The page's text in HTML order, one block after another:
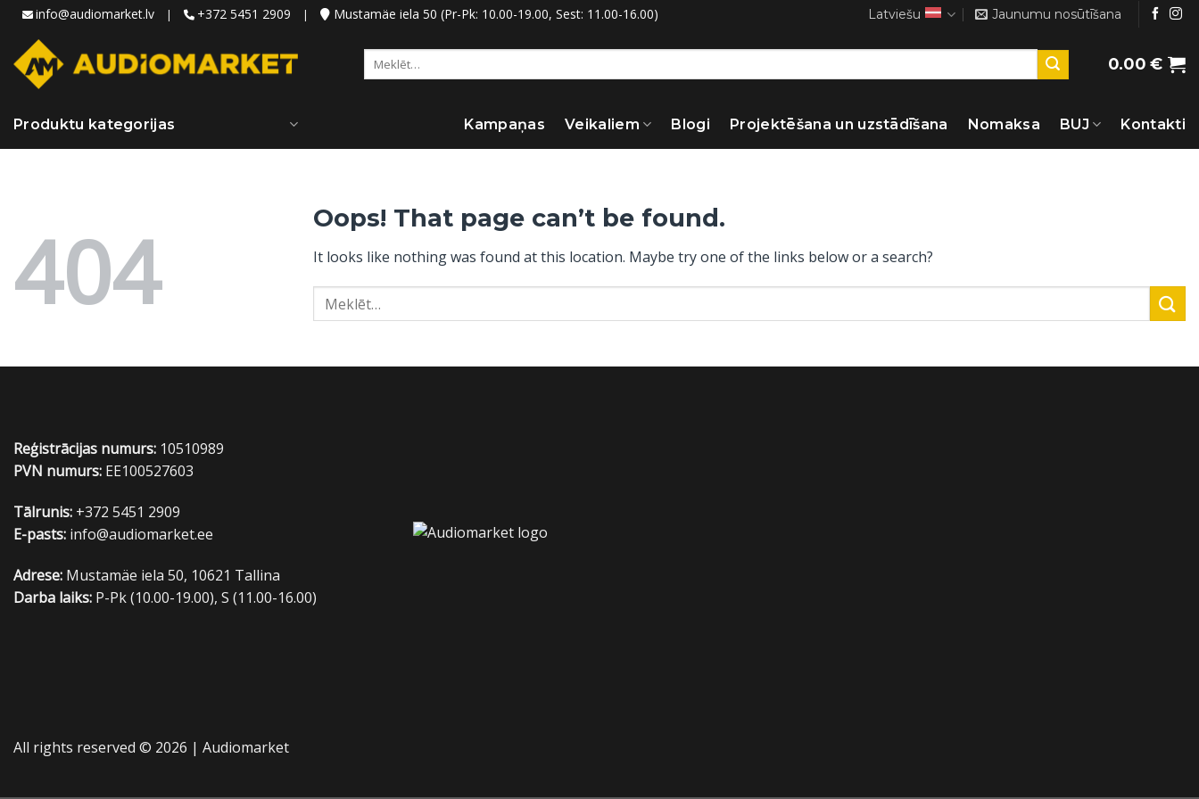
Skip
content
info@audiomarket.lv | +372 5451 2909 | Mustamäe iela 50 (Pr-Pk: 10.00-19.00, Sest: 11.00-16.00) Latviešu Jaunumu nosūtīšana
Meklēt: 0.00€
Produktu kategorijas Kampaņas Veikaliem Blogi Projektēšana un uzstādīšana Nomaksa BUJ Kontakti
404 Oops! That page can’t be found.
It looks like nothing was found at this location. Maybe try one of the links below or a search?
Reģistrācijas numurs: 10510989
PVN numurs: EE100527603
Tālrunis: +372 5451 2909
E-pasts: info@audiomarket.ee
Adrese: Mustamäe iela 50, 10621 Tallina
Darba laiks: P-Pk (10.00-19.00), S (11.00-16.00)
All rights reserved © 2026 | Audiomarket